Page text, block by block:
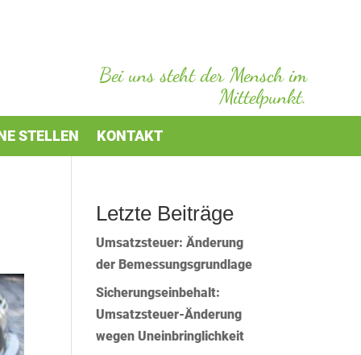
Bei uns steht der Mensch im
Mittelpunkt.
STELLEN KONTAKT
Letzte Beiträge
Umsatzsteuer: Änderung
der Bemessungsgrundlage
Sicherungseinbehalt:
Umsatzsteuer-Änderung
wegen Uneinbringlichkeit